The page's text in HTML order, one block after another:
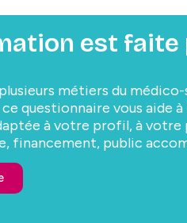
est faite
métiers du médico-
ce questionnaire vous aide
à votre profil, à votre
financement, public